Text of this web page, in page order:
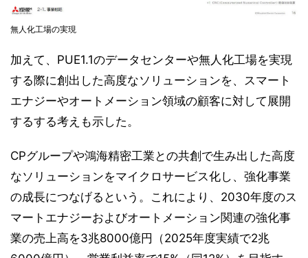
無人化工場の実現
加えて、PUE1.1のデータセンターや無人化工場を実現
する際に創出した高度なソリューションを、スマート
エナジーやオートメーション領域の顧客に対して展開
するする考えも示した。
CPグループや鴻海精密工業との共創で生み出した高度
なソリューションをマイクロサービス化し、強化事業
の成長につなげるという。これにより、2030年度のス
マートエナジーおよびオートメーション関連の強化事
業の売上高を3兆8000億円（2025年度実績で2兆